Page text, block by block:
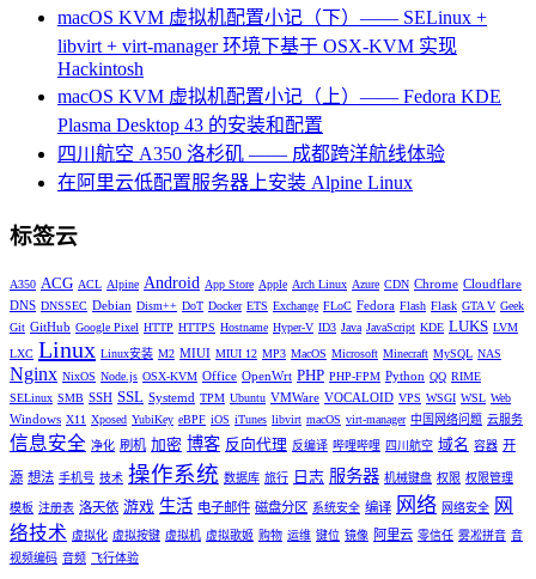
macOS KVM 虚拟机配置小记（下）—— SELinux +
libvirt + virt-manager 环境下基于 OSX-KVM 实现
Hackintosh
macOS KVM 虚拟机配置小记（上）—— Fedora KDE
Plasma Desktop 43 的安装和配置
四川航空 A350 洛杉矶 —— 成都跨洋航线体验
在阿里云低配置服务器上安装 Alpine Linux
标签云
A350 ACG ACL Alpine Android App Store Apple Arch Linux Azure CDN Chrome Cloudflare
DNS DNSSEC Debian Dism++ DoT Docker ETS Exchange FLoC Fedora Flash Flask GTA V Geek
Git GitHub Google Pixel HTTP HTTPS Hostname Hyper-V ID3 Java JavaScript KDE LUKS LVM
LXC Linux Linux安装 M2 MIUI MIUI 12 MP3 MacOS Microsoft Minecraft MySQL NAS
Nginx NixOS Node.js OSX-KVM Office OpenWrt PHP PHP-FPM Python QQ RIME
SELinux SMB SSH SSL Systemd TPM Ubuntu VMWare VOCALOID VPS WSGI WSL Web
Windows X11 Xposed YubiKey eBPF iOS iTunes libvirt macOS virt-manager 中国网络问题 云服务
信息安全 净化 刷机 加密 博客 反向代理 反编译 哔哩哔哩 四川航空 域名 容器 开
源 想法 手机号 技术 操作系统 数据库 旅行 日志 服务器 机械键盘 权限 权限管理
模板 注册表 洛天依 游戏 生活 电子邮件 磁盘分区 系统安全 编译 网络 网络安全
网
络技术 虚拟化 虚拟按键 虚拟机 虚拟歌姬 购物 运维 键位 镜像 阿里云 零信任 雾凇拼音 音
视频编码 音频 飞行体验